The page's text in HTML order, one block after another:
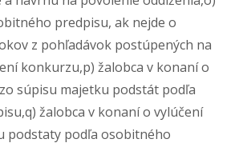
predpisu, ak nejde o
z pohľadávok postúpených na
konkurzu,p) žalobca v konaní o
súpisu majetku podstát podľa
žalobca v konaní o vylúčení
podstaty podľa osobitného